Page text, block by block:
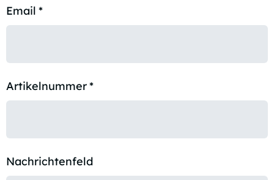
Email *
Artikelnummer*
Nachrichtenfeld